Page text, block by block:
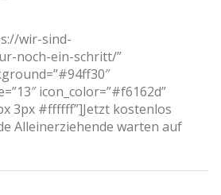
wir-sind-
noch-ein-schritt/”
icon_color=”#f6162d”
3px #ffffff”]Jetzt kostenlos
Alleinerziehende warten auf